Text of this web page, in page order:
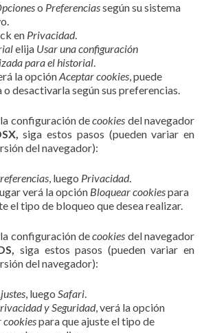
o Preferenciassegún su sistema
en Privacidad.
elija Usar una configuración
para el historial.
la opciónAceptar cookies, puede
desactivarla según sus preferencias.
configuración decookies del navegador
siga estos pasos (pueden variar en
del navegador):
, luego Privacidad.
verá la opción Bloquear cookiespara
el tipo de bloqueo que desea realizar.
configuración decookies del navegador
siga estos pasos (pueden variar en
del navegador):
, luego Safari.
y Seguridad, verá la opción
cookiespara que ajuste el tipo de